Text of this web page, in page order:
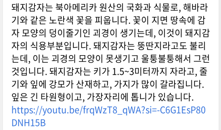
돼지감자는 북아메리카 원산의 국화과 식물로, 해바라
기와 같은 노란색 꽃을 피웁니다. 꽃이 지면 땅속에 감
자 모양의 덩이줄기인 괴경이 생기는데, 이것이 돼지감
자의 식용부분입니다. 돼지감자는 뚱딴지라고도 불리
는데, 이는 괴경의 모양이 못생기고 울퉁불퉁해서 그런
것입니다. 돼지감자는 키가 1.5~3미터까지 자라고, 줄
기와 잎에 강모가 산재하고, 가지가 많이 갈라집니다.
잎은 긴 타원형이고, 가장자리에 톱니가 있습니다.
https://youtu.be/frqWzT8_qWA?si=-C6G1EsP80
DNH15B